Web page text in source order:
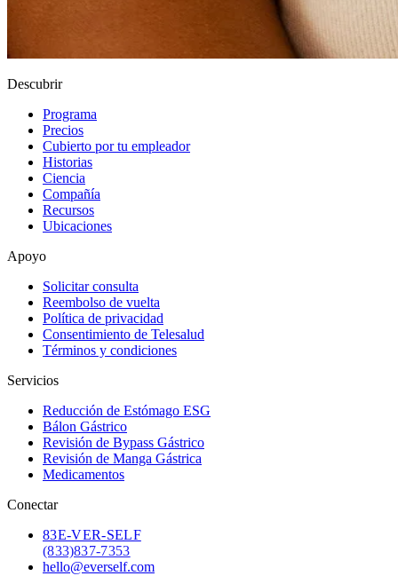
Descubrir
Programa
Precios
Cubierto por tu empleador
Historias
Ciencia
Compañía
Recursos
Ubicaciones
Apoyo
Solicitar consulta
Reembolso de vuelta
Política de privacidad
Consentimiento de Telesalud
Términos y condiciones
Servicios
Reducción de Estómago ESG
Bálon Gástrico
Revisión de Bypass Gástrico
Revisión de Manga Gástrica
Medicamentos
Conectar
83E-VER-SELF
(833) 837-7353
hello@everself.com